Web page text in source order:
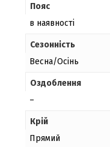
Пояс
в наявності
Сезонність
Весна/Осінь
Оздоблення
–
Крій
Прямий